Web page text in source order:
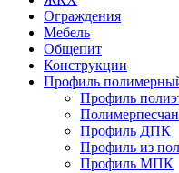
Ограждения
Мебель
Общепит
Конструкции
Профиль
Профиль
Профиль ДПК
Профиль из
Профиль МПК